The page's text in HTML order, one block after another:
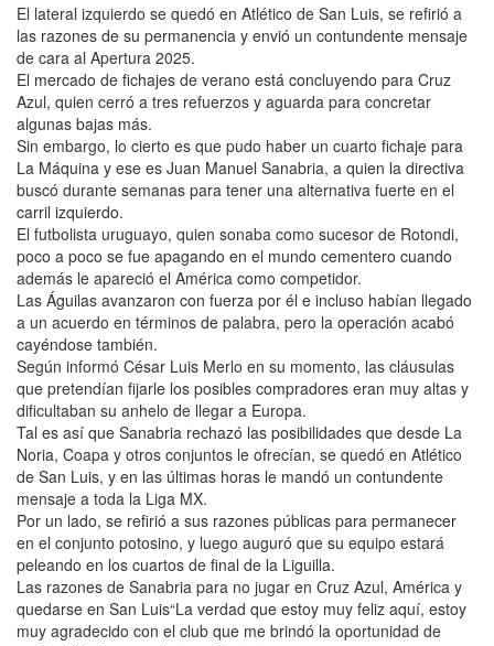
El lateral izquierdo se quedó en Atlético de San Luis, se refirió a
las razones de su permanencia y envió un contundente mensaje
de cara al Apertura 2025.
El mercado de fichajes de verano está concluyendo para Cruz
Azul, quien cerró a tres refuerzos y aguarda para concretar
algunas bajas más.
Sin embargo, lo cierto es que pudo haber un cuarto fichaje para
La Máquina y ese es Juan Manuel Sanabria, a quien la directiva
buscó durante semanas para tener una alternativa fuerte en el
carril izquierdo.
El futbolista uruguayo, quien sonaba como sucesor de Rotondi,
poco a poco se fue apagando en el mundo cementero cuando
además le apareció el América como competidor.
Las Águilas avanzaron con fuerza por él e incluso habían llegado
a un acuerdo en términos de palabra, pero la operación acabó
cayéndose también.
Según informó César Luis Merlo en su momento, las cláusulas
que pretendían fijarle los posibles compradores eran muy altas y
dificultaban su anhelo de llegar a Europa.
Tal es así que Sanabria rechazó las posibilidades que desde La
Noria, Coapa y otros conjuntos le ofrecían, se quedó en Atlético
de San Luis, y en las últimas horas le mandó un contundente
mensaje a toda la Liga MX.
Por un lado, se refirió a sus razones públicas para permanecer
en el conjunto potosino, y luego auguró que su equipo estará
peleando en los cuartos de final de la Liguilla.
Las razones de Sanabria para no jugar en Cruz Azul, América y
quedarse en San Luis“La verdad que estoy muy feliz aquí, estoy
muy agradecido con el club que me brindó la oportunidad de